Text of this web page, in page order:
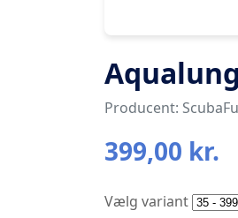
Producent:
399,00 kr.
Vælg variant